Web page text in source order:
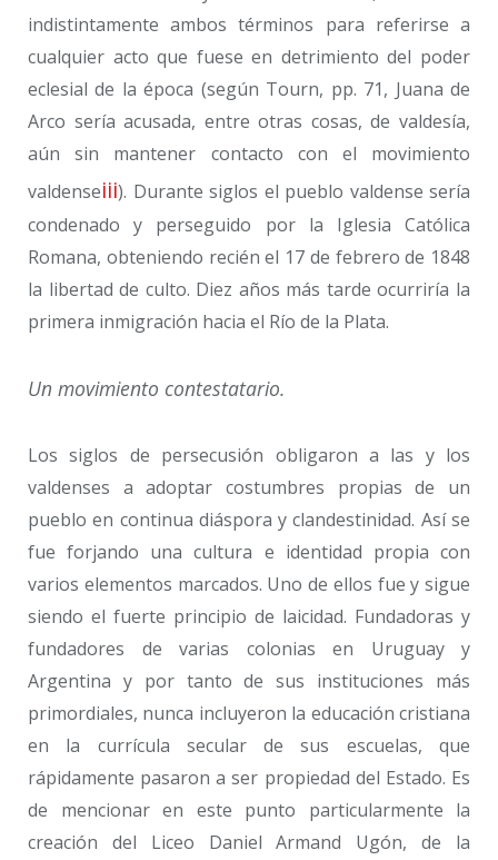
indistintamente ambos términos para referirse a
cualquier acto que fuese en detrimiento del poder
eclesial de la época (según Tourn, pp. 71, Juana de
Arco sería acusada, entre otras cosas, de valdesía,
aún sin mantener contacto con el movimiento
valdenseiii). Durante siglos el pueblo valdense sería
condenado y perseguido por la Iglesia Católica
Romana, obteniendo recién el 17 de febrero de 1848
la libertad de culto. Diez años más tarde ocurriría la
primera inmigración hacia el Río de la Plata.
Un movimiento contestatario.
Los siglos de persecusión obligaron a las y los
valdenses a adoptar costumbres propias de un
pueblo en continua diáspora y clandestinidad. Así se
fue forjando una cultura e identidad propia con
varios elementos marcados. Uno de ellos fue y sigue
siendo el fuerte principio de laicidad. Fundadoras y
fundadores de varias colonias en Uruguay y
Argentina y por tanto de sus instituciones más
primordiales, nunca incluyeron la educación cristiana
en la currícula secular de sus escuelas, que
rápidamente pasaron a ser propiedad del Estado. Es
de mencionar en este punto particularmente la
creación del Liceo Daniel Armand Ugón, de la